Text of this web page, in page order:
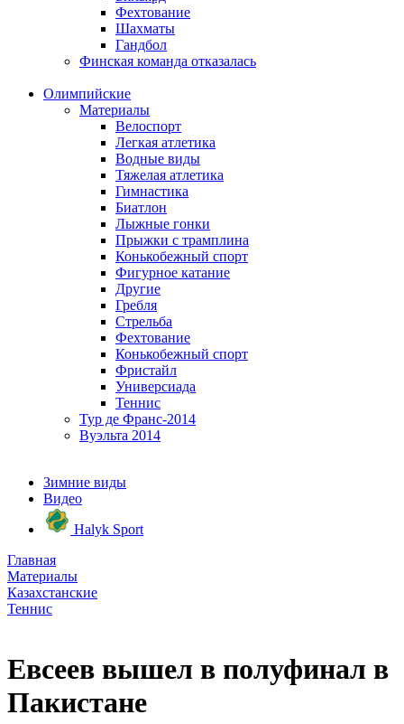
Фехтование
Шахматы
Гандбол
Финская команда отказалась
Олимпийские
Материалы
Велоспорт
Легкая атлетика
Водные виды
Тяжелая атлетика
Гимнастика
Биатлон
Лыжные гонки
Прыжки с трамплина
Конькобежный спорт
Фигурное катание
Другие
Гребля
Стрельба
Фехтование
Конькобежный спорт
Фристайл
Универсиада
Теннис
Тур де Франс-2014
Вуэльта 2014
Зимние виды
Видео
Halyk Sport
Главная
Материалы
Казахстанские
Теннис
Евсеев вышел в полуфинал в
Пакистане